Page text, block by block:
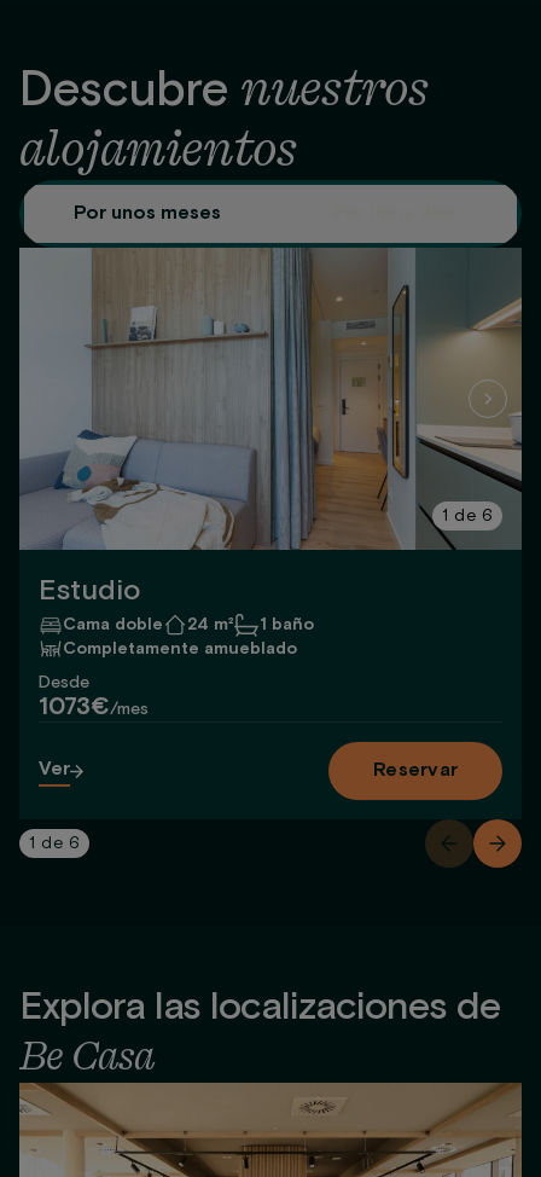
Descubre nuestros
alojamientos
Por unos meses
1 de 6
Estudio
Cama doble 24 m²
1 baño
Completamente amueblado
Desde
1073€/mes
Ver Reservar
1 de 6
Explora las localizaciones de
Be Casa